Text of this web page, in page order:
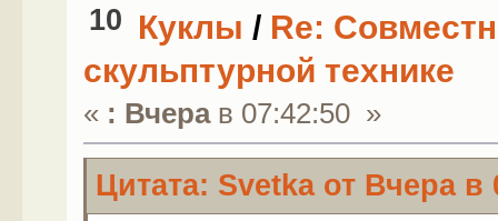
10 Куклы / Re:
скульптурной технике
« : Вчерав 07:42:50 »
Цитата: Svetka от Вчерав